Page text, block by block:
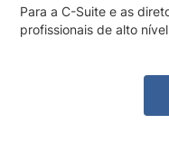
Para a C-Suite e as
profissionais de alto